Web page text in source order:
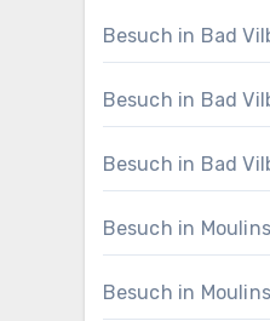
Besuch in Bad
Besuch in Bad
Besuch in Bad
Besuch in
Besuch in